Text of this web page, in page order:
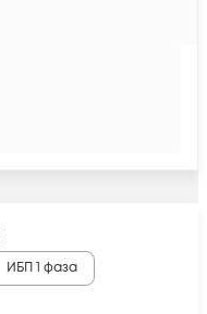
ИБП 1 фаза